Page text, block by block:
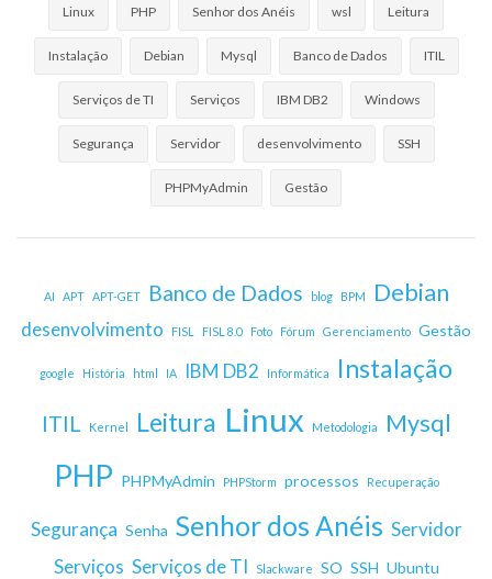
Linux PHP Senhor dos Anéis wsl Leitura
Instalação Debian Mysql Banco de Dados ITIL
Serviços de TI Serviços IBM DB2 Windows
Segurança Servidor desenvolvimento SSH
PHPMyAdmin Gestão
AI APT APT-GET Banco de Dados blog BPM Debian
desenvolvimento FISL FISL 8.0 Foto Fórum Gerenciamento Gestão
google História html IA IBM DB2 Informática Instalação
ITIL Kernel Leitura Linux Metodologia Mysql
PHP PHPMyAdmin PHPStorm processos Recuperação
Segurança Senha Senhor dos Anéis Servidor
Serviços Serviços de TI Slackware SO SSH Ubuntu